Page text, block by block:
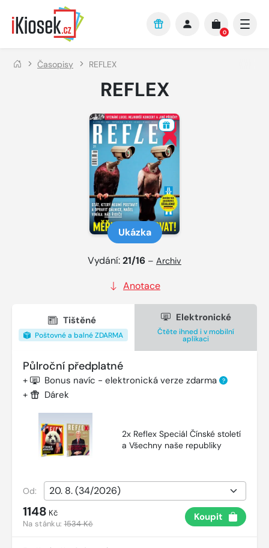
Přejít na hlavní obsah
0
Časopisy REFLEX
REFLEX
Ukázka
Vydání:21/16 – Archiv
Anotace
Tištěné
Poštovné a balné ZDARMA
Elektronické
Čtěte ihned i v mobilní
aplikaci
Půlroční předplatné
+ Bonus navíc - elektronická verze zdarma ?
+ Dárek
2x Reflex Speciál Čínské století
a Všechny naše republiky
Od:
1148 Kč
Na stánku:1534 Kč
Koupit